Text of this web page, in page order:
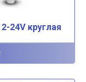
24V круглая